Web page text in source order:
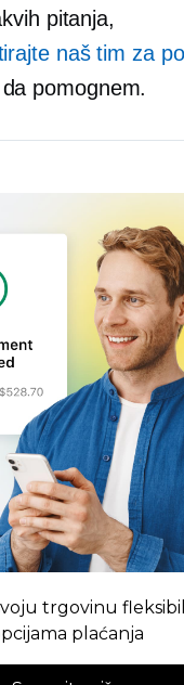
pitanja,
naš tim za
pomognem.
trgovinu
plaćanja